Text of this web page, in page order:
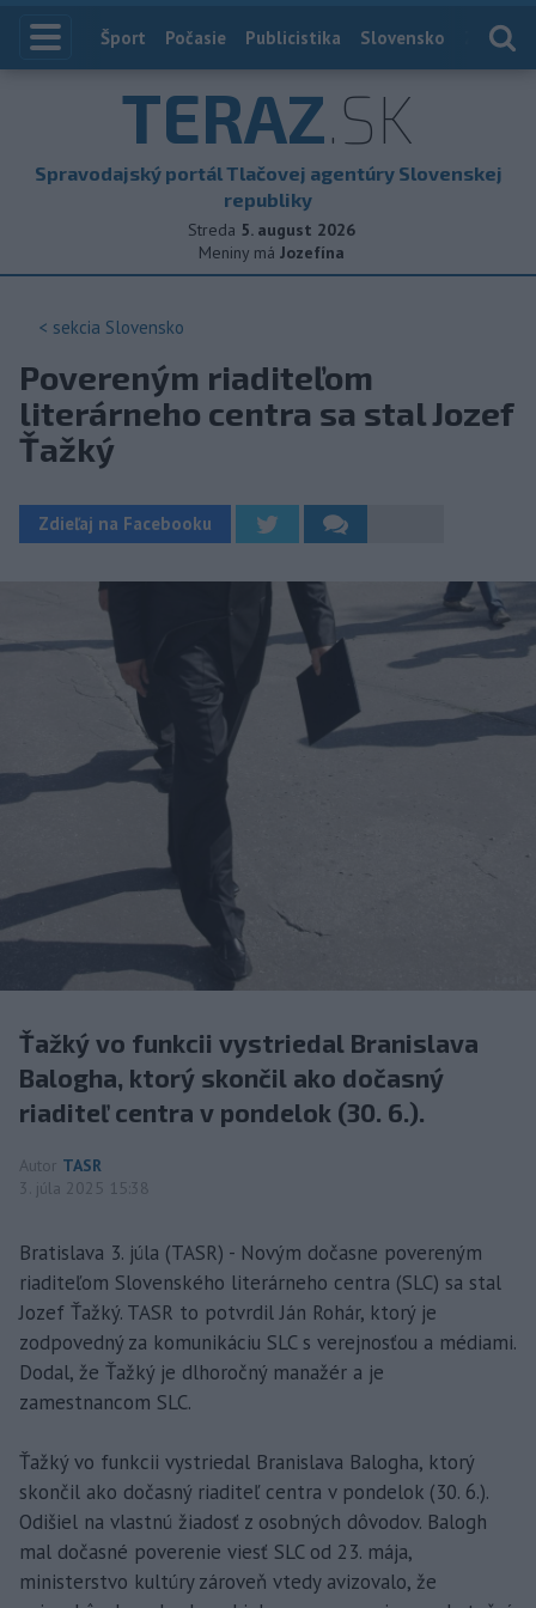
Index
Šport Počasie Publicistika Slovensko
TERAZ.SK
Spravodajský portál Tlačovej agentúry Slovenskej
republiky
Streda 5. august 2026
Meniny má Jozefína
< sekcia Slovensko
Povereným riaditeľom
literárneho centra sa stal Jozef
Ťažký
Zdieľaj na Facebooku
Ťažký vo funkcii vystriedal Branislava
Balogha, ktorý skončil ako dočasný
riaditeľ centra v pondelok (30. 6.).
Autor TASR
3. júla 2025 15:38
Bratislava 3. júla (TASR) - Novým dočasne povereným
riaditeľom Slovenského literárneho centra (SLC) sa stal
Jozef Ťažký. TASR to potvrdil Ján Rohár, ktorý je
zodpovedný za komunikáciu SLC s verejnosťou a médiami.
Dodal, že Ťažký je dlhoročný manažér a je
zamestnancom SLC.
Ťažký vo funkcii vystriedal Branislava Balogha, ktorý
skončil ako dočasný riaditeľ centra v pondelok (30. 6.).
Odišiel na vlastnú žiadosť z osobných dôvodov. Balogh
mal dočasné poverenie viesť SLC od 23. mája,
ministerstvo kultúry zároveň vtedy avizovalo, že